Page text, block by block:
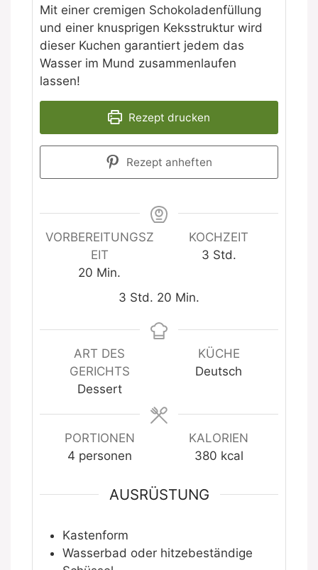
Mit einer cremigen Schokoladenfüllung
und einer knusprigen Keksstruktur wird
dieser Kuchen garantiert jedem das
Wasser im Mund zusammenlaufen
lassen!
Rezept drucken
Rezept anheften
VORBEREITUNGSZ
EIT
20 Minuten
Min.
KOCHZEIT
3Stunden
Std.
3 Stunden
Std. 20 Minuten
Min.
ART DES
GERICHTS
Dessert
KÜCHE
Deutsch
PORTIONEN
4 personen
KALORIEN
380 kcal
AUSRÜSTUNG
Kastenform
Wasserbad oder hitzebeständige